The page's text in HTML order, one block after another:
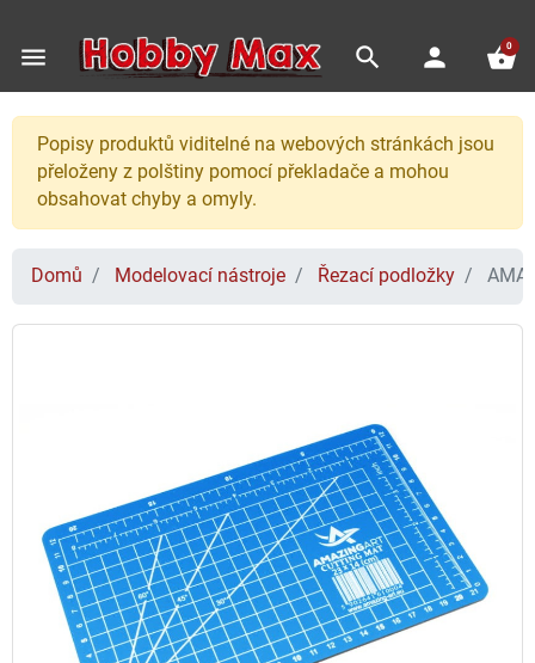
menu search person shopping_basket
0
Popisy produktů viditelné na webových stránkách jsou
přeloženy z polštiny pomocí překladače a mohou
obsahovat chyby a omyly.
Domů Modelovací nástroje Řezací podložky